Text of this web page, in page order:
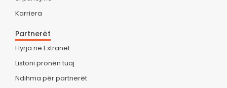
Karriera
Partnerët
Hyrja në Extranet
Listoni pronën tuaj
Ndihma për partnerët